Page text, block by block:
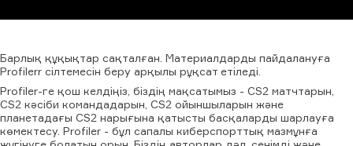
Барлық құқықтар сақталған. Материалдарды пайдалануға
Profilerr сілтемесін беру арқылы рұқсат етіледі.
Profiler-ге қош келдіңіз, біздің мақсатымыз - CS2 матчтарын,
CS2 кәсіби командадарын, CS2 ойыншыларын және
планетадағы CS2 нарығына қатысты басқаларды шарлауға
көмектесу. Profiler - бұл сапалы киберспорттық мазмұнға